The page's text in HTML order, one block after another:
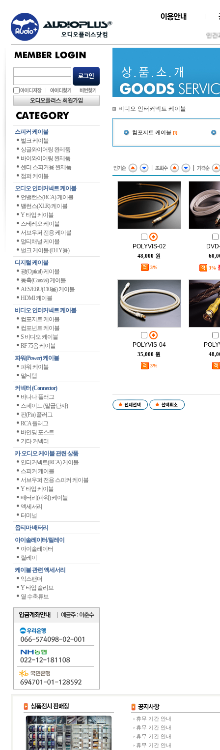
인간
스피커 케이블
벌크 케이블
싱글와이어링 완제품
바이와이어링 완제품
센터 스피커용 완제품
점퍼 케이블
오디오 인터커넥트 케이블
언밸런스(RCA) 케이블
밸런스(XLR) 케이블
Y 타입 케이블
스테레오 케이블
서브우퍼 전용 케이블
멀티채널 케이블
벌크 케이블 (D.I.Y용)
디지털 케이블
광(Optical) 케이블
동축(Coaxial) 케이블
AES/EBU(110옴) 케이블
HDMI 케이블
비디오 인터커넥트 케이블
컴포지트 케이블
컴포넌트 케이블
S 비디오 케이블
RF 75옴 케이블
파워(Power) 케이블
파워 케이블
멀티탭
커넥터 (Connector)
바나나 플러그
스페이드 (말굽단자)
핀(Pin) 플러그
RCA 플러그
바인딩 포스트
기타 커넥터
카 오디오 케이블 관련 상품
인터커넥트(RCA) 케이블
스피커 케이블
서브우퍼 전용 스피커 케이블
Y 타입 케이블
배터리(파워) 케이블
액세서리
터미널
옵티마 배터리
아이솔레이터/릴레이
아이솔레이터
릴레이
케이블 관련 액세서리
익스팬더
Y 타입 슬리브
열 수축튜브
비디오 인터커넥트 케이블
컴포지트 케이블 [1]
| |
POLYVIS-02
48,000 원
3% 3%
POLYVIS-04
35,000 원
3%
휴무 기간 안내
휴무 기간 안내
휴무 기간 안내
휴무 기간 안내